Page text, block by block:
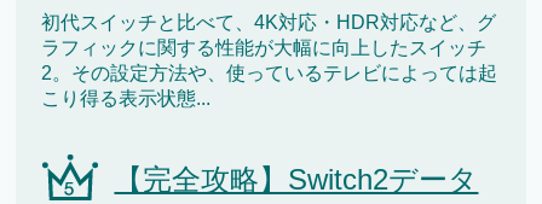
初代スイッチと比べて、4K対応・HDR対応など、グ
ラフィックに関する性能が大幅に向上したスイッチ
2。その設定方法や、使っているテレビによっては起
こり得る表示状態...
【完全攻略】Switch2データ